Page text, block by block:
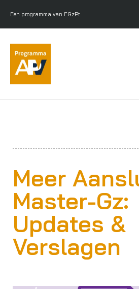
Een programma van FGzPt
Meer
Master-Gz:
Updates &
Verslagen